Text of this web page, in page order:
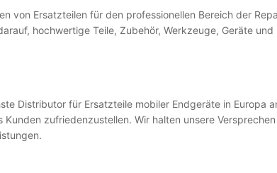
von Ersatzteilen für den professionellen Bereich der
hochwertige Teile, Zubehör, Werkzeuge, Geräte
Distributor für Ersatzteile mobiler Endgeräte in Europa
zufriedenzustellen. Wir halten unsere